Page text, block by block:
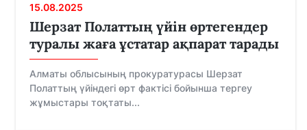
15.08.2025
Шерзат Полаттың үйін өртегендер
туралы жаға ұстатар ақпарат тарады
Алматы облысының прокуратурасы Шерзат
Полаттың үйіндегі өрт фактісі бойынша тергеу
жұмыстары тоқтаты...